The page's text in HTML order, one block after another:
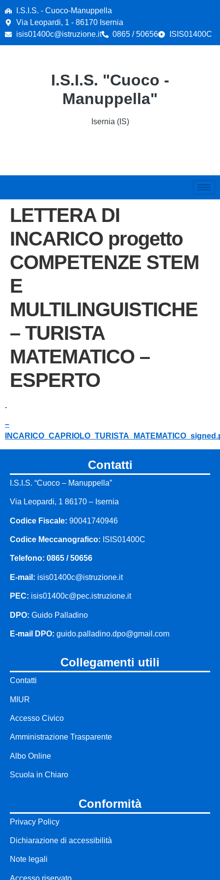
contenuto
I.S.I.S. - Cuoco-Manuppella
Via Leopardi, 1 - 86170 Isernia
isis01400c@istruzione.it
0865 / 50656 ISIS01400C
I.S.I.S. "Cuoco -
Manuppella"
Isernia (IS)
LETTERA DI
INCARICO progetto
COMPETENZE STEM
E
MULTILINGUISTICHE
– TURISTA
MATEMATICO –
ESPERTO
.
–
contatti
I.S.I.S. “Cuoco – Manuppella”
Via Leopardi, 1 86170 – Isernia
Codice Fiscale: 90041740946
Codice Meccanografico: ISIS01400C
Telefono: 0865 / 50656
E-mail: isis01400c@istruzione.it
PEC: isis01400c@pec.istruzione.it
DPO: Guido Palladino
E-mail DPO: guido.palladino.dpo@gmail.com
collegamenti utili
Contatti
MIUR
Accesso Civico
Amministrazione Trasparente
Albo Online
Scuola in Chiaro
conformità
Privacy Policy
Dichiarazione di accessibilità
Note legali
Accesso riservato